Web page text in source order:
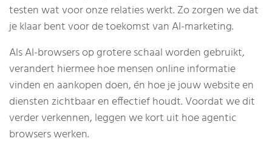
testen wat voor onze relaties werkt. Zo zorgen we dat
je klaar bent voor de toekomst van AI-marketing.
Als AI-browsers op grotere schaal worden gebruikt,
verandert hiermee hoe mensen online informatie
vinden en aankopen doen, én hoe je jouw website en
diensten zichtbaar en effectief houdt. Voordat we dit
verder verkennen, leggen we kort uit hoe agentic
browsers werken.